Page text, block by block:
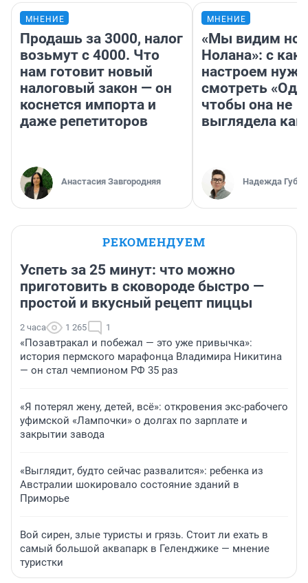
МНЕНИЕ
Продашь за 3000, налог
возьмут с 4000. Что
нам готовит новый
налоговый закон — он
коснется импорта и
даже репетиторов
Анастасия Завгородняя
МНЕНИЕ
«Мы видим
Нолана»: с
настроем
смотреть
чтобы она не
выглядела как
Надежда
РЕКОМЕНДУЕМ
Успеть за 25 минут: что можно
приготовить в сковороде быстро —
простой и вкусный рецепт пиццы
2 часа 1 265 1
«Позавтракал и побежал — это уже привычка»:
история пермского марафонца Владимира Никитина
— он стал чемпионом РФ 35 раз
«Я потерял жену, детей, всё»: откровения экс-рабочего
уфимской «Лампочки» о долгах по зарплате и
закрытии завода
«Выглядит, будто сейчас развалится»: ребенка из
Австралии шокировало состояние зданий в
Приморье
Вой сирен, злые туристы и грязь. Стоит ли ехать в
самый большой аквапарк в Геленджике — мнение
туристки